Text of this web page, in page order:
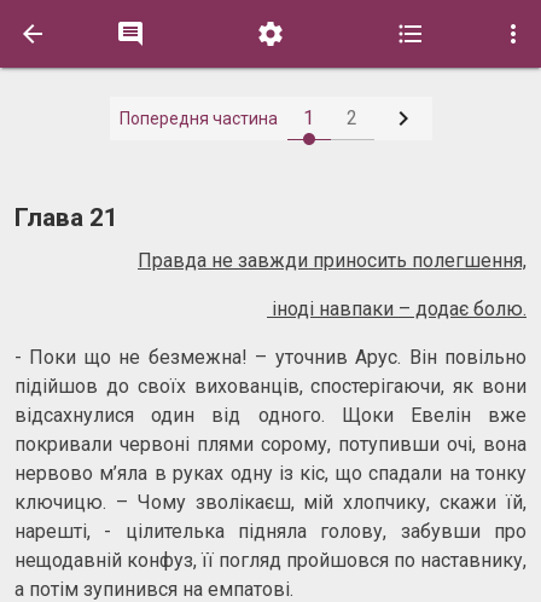
    
Попередня частина 1 2 
Глава 21
Правда не завжди приносить полегшення,
іноді навпаки – додає болю.
- Поки що не безмежна! – уточнив Арус. Він повільно
підійшов до своїх вихованців, спостерігаючи, як вони
відсахнулися один від одного. Щоки Евелін вже
покривали червоні плями сорому, потупивши очі, вона
нервово м’яла в руках одну із кіс, що спадали на тонку
ключицю. – Чому зволікаєш, мій хлопчику, скажи їй,
нарешті, - цілителька підняла голову, забувши про
нещодавній конфуз, її погляд пройшовся по наставнику,
а потім зупинився на емпатові.